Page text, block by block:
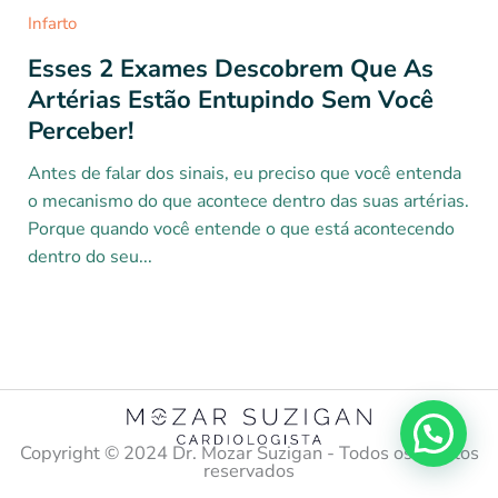
Infarto
Esses 2 Exames Descobrem Que As
Artérias Estão Entupindo Sem Você
Perceber!
Antes de falar dos sinais, eu preciso que você entenda
o mecanismo do que acontece dentro das suas artérias.
Porque quando você entende o que está acontecendo
dentro do seu...
Copyright ©️ 2024 Dr. Mozar Suzigan - Todos os direitos
reservados